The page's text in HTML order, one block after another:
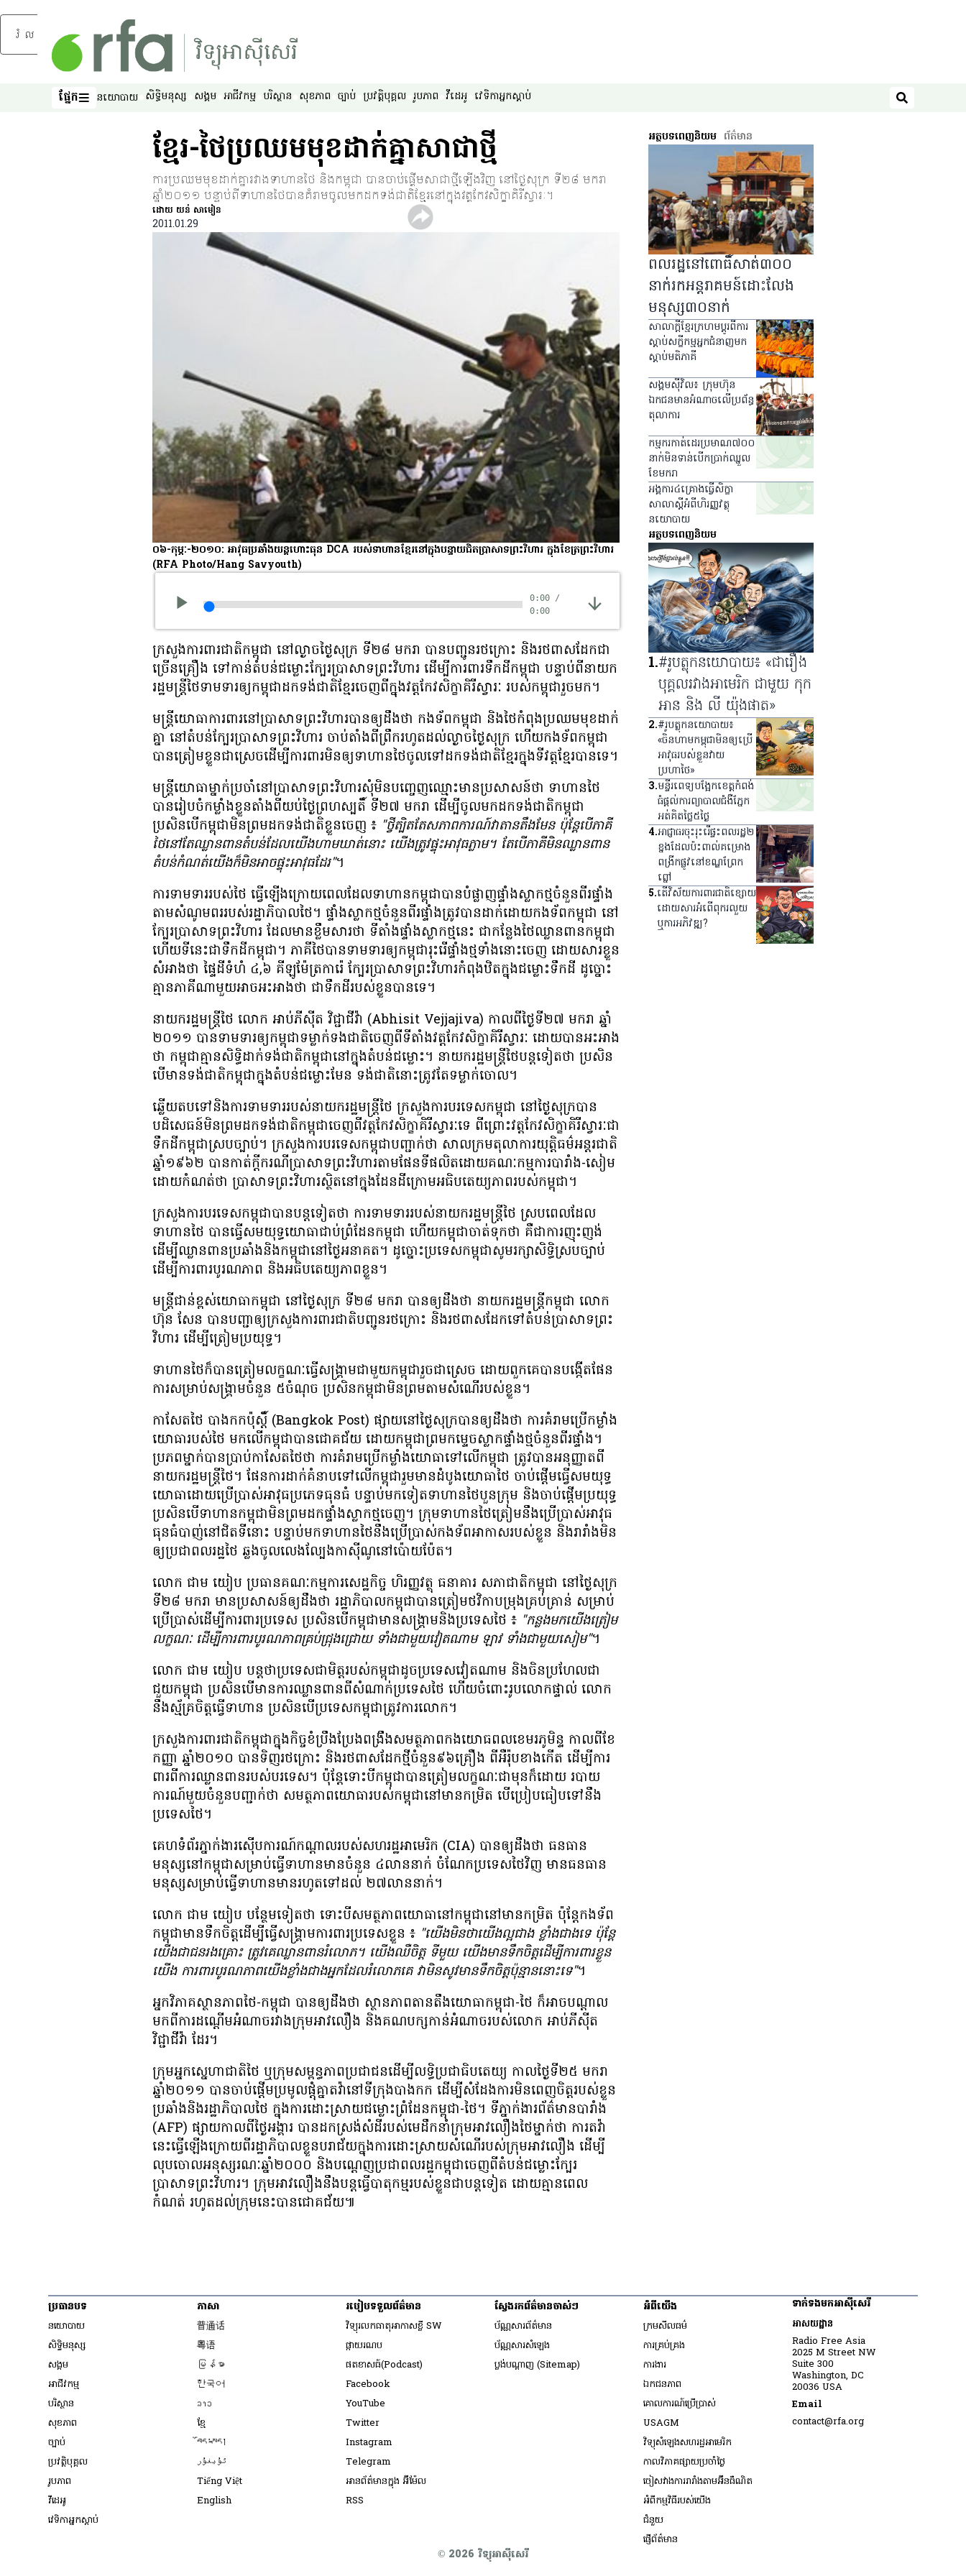
រំលងទៅមាតិកាចម្បង
ផ្នែក
ផ្នែក នយោបាយ សិទ្ធិ​មនុស្ស សង្គម អាជីវកម្ម បរិស្ថាន សុខភាព ច្បាប់ ប្រវត្តិបុគ្គល រូបភាព វីដេអូ វេទិកា​អ្នក​ស្ដាប់
ស្វែងរក
ខ្មែរ-ថៃ​ប្រឈម​មុខ​ដាក់​គ្នា​សាជា​ថ្មី
ការ​ប្រឈម​មុខ​ដាក់​គ្នា​រវាង​ទាហាន​ថៃ និង​កម្ពុជា បាន​ចាប់​ផ្ដើម​សាជា​ថ្មី​ឡើង​វិញ នៅ​ថ្ងៃ​សុក្រ ទី​២៨ មករា
ឆ្នាំ​២០១១ បន្ទាប់​ពី​ទាហាន​ថៃ​បាន​គំរាម​ចូល​មក​ដក​ទង់​ជាតិ​ខ្មែរ​នៅ​ក្នុង​វត្ត​កែវសិក្ខា​គិរី​ស្វារៈ។
ដោយ យន់ សាមៀន
2011.01.29
០៦-កុម្ភៈ-២០១០: អាវុធ​ប្រឆាំង​យន្តហោះ​ធុន DCA របស់​ទាហាន​ខ្មែរ​នៅ​ក្នុង​បន្ទាយ​ជិត​ប្រាសាទ​ព្រះវិហារ ក្នុង​ខែត្រ​ព្រះវិហារ
(RFA Photo/Hang Savyouth)
0:00 /
0:00
ក្រសួង​ការ​ពារ​ជាតិ​កម្ពុជា នៅ​ល្ងាច​ថ្ងៃ​សុក្រ ទី​២៨ មករា បាន​បញ្ជូន​រថក្រោះ និង​រថ​ពាស​ដែក​ជា​
ច្រើន​គ្រឿង ទៅ​កាន់​តំបន់​ជម្លោះ​ក្បែរ​ប្រាសាទ​ព្រះវិហារ ដើម្បី​ការ​ពារ​ទឹក​ដី​កម្ពុជា បន្ទាប់​ពី​នាយក​
រដ្ឋ​មន្ត្រី​ថៃ​ទាមទារ​ឲ្យ​កម្ពុជា​ដក​ទង់​ជាតិ​ខ្មែរ​ចេញ​ពី​ក្នុង​វត្ត​កែវ​សិក្ខា​គិរី​ស្វារៈ របស់​កម្ពុជា​រួច​មក។
មន្ត្រី​យោធា​ការពារ​នៅ​ប្រាសាទ​ព្រះវិហារ​បាន​ឲ្យ​ដឹង​ថា កង​ទ័ព​កម្ពុជា និង​ថៃ​កំពុង​ប្រឈម​មុខ​ដាក់​
គ្នា នៅ​តំបន់​ក្បែរ​ប្រាសាទ​ព្រះវិហារ ចាប់​តាំង​ពី​ព្រឹក​រហូត​ដល់​ល្ងាច​ថ្ងៃ​សុក្រ ហើយ​កងទ័ព​កម្ពុជា​
បាន​ត្រៀម​ខ្លួន​ជា​ស្រេច​ដើម្បី​ការ​ពារ​មិន​ឲ្យ​ទាហាន​ថៃ​ចូល​ទៅ​ដក​ទង់​ជាតិ​ខ្មែរ​ក្នុង​ទី​វត្ត​ខ្មែរ​បាន​ទេ។
មន្ត្រី​យោធា​ម្នាក់​ប្រចាំ​នៅ​ប្រាសាទ​ព្រះវិហារ​សុំ​មិន​បញ្ចេញ​ឈ្មោះ​មាន​ប្រសាសន៍​ថា ទាហាន​ថៃ​
បាន​រៀបចំ​កម្លាំង​ខ្លួន​តាំង​ពី​យប់​ថ្ងៃ​ព្រហស្បតិ៍ ទី​២៧ មករា ដើម្បី​ចូល​មក​ដក​ទង់​ជាតិ​កម្ពុជា
ប្រសិន​បើ​កម្ពុជា​មិន​ព្រម​ដក​ទង់​ជាតិ​ខ្លួន​ចេញ ៖ "ថ្វីត្បិត​តែ​សភាព​ការណ៍​វា​តាន​តឹង​មែន ប៉ុន្តែ​បើ​ភាគី​
ថៃ​នៅ​តែ​ឈ្លាន​ពាន​តំបន់​ដែល​យើង​ហាម​ឃាត់​នោះ យើង​ត្រូវ​ផ្ទុះ​អាវុធ​ភ្លាម។ តែ​បើ​ភាគី​មិន​ឈ្លាន​ពាន​
តំបន់​កំណត់​យើង​ក៏​មិន​អាច​ផ្ទុះ​អាវុធ​ដែរ"។
ការ​ទាម​ទារ​របស់​ថៃ ធ្វើ​ឡើង​ក្រោយ​ពេល​ដែល​ទាហាន​កម្ពុជា​បាន​បំផ្លាញ​ផ្ទាំង​ស្លាក​ថ្ម​ចំនួន​ពីរ​ផ្ទាំង
តាម​សំណូមពរ​របស់​រដ្ឋាភិបាល​ថៃ។ ផ្ទាំង​ស្លាក​ថ្ម​ចំនួន​ពីរ​ផ្ទាំង​ត្រូវ​បាន​ដាក់​ដោយ​កង​ទ័ព​កម្ពុជា នៅ​
ក្បែរ​ប្រាសាទ​ព្រះវិហារ ដែល​មាន​ខ្លឹមសារ​ថា ទី​តាំង​ផ្ទាំង​ស្លាក​ថ្ម​នេះ ជា​កន្លែង​ថៃ​ឈ្លាន​ពាន​កម្ពុជា
ហើយ​ទីនេះ​ជា​ទឹក​ដី​កម្ពុជា។ ភាគី​ថៃ​បាន​ទាម​ទារ​ឲ្យ​កម្ពុជា​រុះរើ​ផ្ទាំង​ថ្ម​ទាំង​នោះ​ចេញ ដោយ​សារ​ខ្លួន​
សំអាង​ថា ផ្ទៃ​ដី​ទំហំ ៤,៦ គីឡូ​ម៉ែត្រ​ការ៉េ ក្បែរ​ប្រាសាទ​ព្រះវិហារ​កំពុង​ឋិត​ក្នុង​ជម្លោះ​ទឹក​ដី ដូច្នោះ​
គ្មាន​ភាគី​ណា​មួយ​អាច​អះអាង​ថា ជា​ទឹកដី​របស់​ខ្លួន​បាន​ទេ។
នាយក​រដ្ឋ​មន្រ្តី​ថៃ លោក អាប់ភីស៊ីត វិជ្ជាជីវ៉ា (Abhisit Vejjajiva) កាល​ពី​ថ្ងៃ​ទី​២៧ មករា ឆ្នាំ​
២០១១ បាន​ទាម​ទារ​ឲ្យ​កម្ពុជា​ទម្លាក់​ទង​ជាតិ​ចេញ​ពី​ទីតាំង​វត្ត​កែវ​សិក្ខា​គិរី​ស្វារៈ ដោយ​បាន​អះអាង​
ថា កម្ពុជា​គ្មាន​សិទ្ធិ​ដាក់​ទង់​ជាតិ​កម្ពុជា​នៅ​ក្នុង​តំបន់​ជម្លោះ។ នាយក​រដ្ឋ​មន្ត្រី​ថៃ​បន្ត​ទៀត​ថា ប្រសិន​
បើ​មាន​ទង់​ជាតិ​កម្ពុជា​ក្នុង​តំបន់​ជម្លោះ​មែន ទង់​ជាតិ​នោះ​ត្រូវ​តែ​ទម្លាក់​ចោល។
ឆ្លើយ​តប​ទៅ​និង​ការ​ទាមទារ​របស់​នាយក​រដ្ឋ​មន្ត្រី​ថៃ ក្រសួង​ការ​បរទេស​កម្ពុជា នៅ​ថ្ងៃ​សុក្រ​បាន​
បដិសេធន៍​មិន​ព្រម​ដក​ទង់​ជាតិ​កម្ពុជា​ចេញ​ពី​វត្ត​កែវ​សិក្ខា​គិរី​ស្វារៈ​ទេ ពីព្រោះ​វត្ត​កែវ​សិក្ខា​គិរី​ស្វារៈ​ជា​
ទឹក​ដី​កម្ពុជា​ស្រប​ច្បាប់។ ក្រសួង​ការ​បរទេស​កម្ពុជា​បញ្ជាក់​ថា សាលក្រម​តុលាការ​យុត្តិធម៌​អន្តរ​ជាតិ​
ឆ្នាំ​១៩៦២ បាន​កាត់​ក្តី​ករណី​ប្រាសាទ​ព្រះវិហារ​តាម​ផែនទី​ផលិត​ដោយ​គណៈកម្មការ​បារាំង-សៀម
ដោយ​កំណត់​ថា ប្រាសាទ​ព្រះវិហារ​ស្ថិត​នៅ​ក្នុង​ដែនដី​ក្រោម​អធិបតេយ្យភាព​របស់​កម្ពុជា។
ក្រសួង​ការ​បរទេស​កម្ពុជា​បាន​បន្ត​ទៀត​ថា ការ​ទាម​ទារ​របស់​នាយក​រដ្ឋ​មន្ត្រី​ថៃ ស្រប​ពេល​ដែល​
ទាហាន​ថៃ បាន​ធ្វើ​សមយុទ្ធ​យោធា​ជាប់​ព្រំដែន​កម្ពុជា ហើយ​កម្ពុជា​ចាត់​ទុក​ថា គឺ​ជា​ការ​ញុះញង់​
ដើម្បី​ឈ្លាន​ពាន​ប្រឆាំង​និង​កម្ពុជា​នៅ​ថ្ងៃ​អនាគត។ ដូច្នោះ​ប្រទេស​កម្ពុជា​សូម​រក្សា​សិទ្ធិ​ស្រប​ច្បាប់
ដើម្បី​ការពារ​បូរណភាព និង​អធិបតេយ្យ​ភាព​ខ្លួន។
មន្រ្តី​ជាន់​ខ្ពស់​យោធា​កម្ពុជា នៅ​ថ្ងៃ​សុក្រ ទី​២៨ មករា បាន​ឲ្យ​ដឹង​ថា នាយក​រដ្ឋ​មន្រ្តី​កម្ពុជា លោក
ហ៊ុន សែន បាន​បញ្ជា​ឲ្យ​ក្រសួង​ការ​ពារ​ជាតិ​បញ្ជូន​រថ​ក្រោះ និង​រថ​ពាស​ដែក​ទៅ​តំបន់​ប្រាសាទ​ព្រះ​
វិហារ ដើម្បី​ត្រៀម​ប្រយុទ្ធ។
ទាហាន​ថៃ​ក៏​បាន​ត្រៀម​លក្ខណៈ​ធ្វើ​សង្គ្រាម​ជា​មួយ​កម្ពុជា​រួច​ជា​ស្រេច ដោយ​ពួក​គេ​បាន​បង្កើត​ផែន​
ការ​សម្រាប់​សង្គ្រាម​ចំនួន ៥​ចំណុច ប្រសិន​កម្ពុជា​មិន​ព្រម​តាម​សំណើ​របស់​ខ្លួន។
កាសែត​ថៃ បាងកក​ប៉ុស្តិ៍ (Bangkok Post) ផ្សាយ​នៅ​ថ្ងៃ​សុក្រ​បាន​ឲ្យ​ដឹង​ថា ការ​គំរាម​ប្រើ​កម្លាំង​
យោធា​របស់​ថៃ មក​លើ​កម្ពុជា​បាន​ជោគ​ជ័យ ដោយ​កម្ពុជា​ព្រម​កម្ទេច​ស្លាក​ផ្ទាំង​ថ្ម​ចំនួន​ពីរ​ផ្ទាំង។
ប្រភព​ម្នាក់​បាន​ប្រាប់​កាសែត​ថៃ​ថា ការ​គំរាម​ប្រើ​កម្លាំង​យោធា​ទៅ​លើ​កម្ពុជា ត្រូវ​បាន​អនុញ្ញាត​ពី​
នាយក​រដ្ឋ​មន្ត្រី​ថៃ។ ផែនការ​ដាក់​គំនាប​ទៅ​លើ​កម្ពុជា​រួម​មាន​ដំបូង​យោធា​ថៃ ចាប់​ផ្ដើម​ធ្វើ​សមយុទ្ធ​
យោធា​ដោយ​ប្រើប្រាស់​អាវុធ​ប្រភេទ​ធុន​ធំ បន្ទាប់​មក​ទៀត​ទាហាន​ថៃ​បួន​ក្រុម និង​ចាប់​ផ្ដើម​ប្រយុទ្ធ​
ប្រសិន​បើ​ទាហាន​កម្ពុជា​មិន​ព្រម​ដក​ផ្ទាំង​ស្លាក​ថ្ម​ចេញ។ ក្រុម​ទាហាន​ថៃ​ត្រៀម​នឹង​ប្រើប្រាស់​អាវុធ​
ធុន​ធំ​បាញ់​នៅ​ជិត​ទីនោះ បន្ទាប់​មក​ទាហាន​ថៃ​នឹង​ប្រើ​ប្រាស់​កង​ទ័ព​អាកាស​របស់​ខ្លួន និង​រារាំង​មិន​
ឲ្យ​ប្រជា​ពល​រដ្ឋ​ថៃ ឆ្លង​ចូល​លេង​ល្បែង​កាស៊ីណូ​នៅ​ប៉ោយប៉ែត។
លោក ជាម យៀប ប្រធាន​គណៈកម្មការ​សេដ្ឋកិច្ច ហិរញ្ញវត្ថុ ធនាគារ សភា​ជាតិ​កម្ពុជា នៅ​ថ្ងៃ​សុក្រ
ទី​២៨ មករា មាន​ប្រសាសន៍​ឲ្យ​ដឹង​ថា រដ្ឋាភិបាល​កម្ពុជា​បាន​ត្រៀម​ថវិកា​បម្រុង​គ្រប់​គ្រាន់ សម្រាប់​
ប្រើ​ប្រាស់​ដើម្បី​ការ​ពារ​ប្រទេស ប្រសិន​បើ​កម្ពុជា​មាន​សង្គ្រាម​និង​ប្រទេស​ថៃ ៖ "កន្លង​មក​យើង​ត្រៀម​
លក្ខណៈ ដើម្បី​ការ​ពារ​បូរណភាព​គ្រប់​ជ្រុង​ជ្រោយ ទាំង​ជា​មួយ​វៀតណាម ឡាវ ទាំង​ជា​មួយ​សៀម"។
លោក ជាម យៀប បន្ត​ថា​ប្រទេស​ជា​មិត្ត​របស់​កម្ពុជា​ដូច​ប្រទេស​វៀតណាម និង​ចិន​ប្រហែល​ជា​
ជួយ​កម្ពុជា ប្រ​សិន​បើ​មាន​ការ​ឈ្លាន​ពាន​ពី​សំណាក់​ប្រទេស​ថៃ ហើយ​ចំពោះ​រូប​លោក​ផ្ទាល់ លោក​
នឹង​ស្ម័គ្រ​ចិត្ត​ធ្វើ​ទាហាន ប្រសិន​បើ​ប្រទេស​កម្ពុជា​ត្រូវ​ការ​លោក។
ក្រសួង​ការពារ​ជាតិ​កម្ពុជា​ក្នុង​កិច្ច​ខំ​ប្រឹងប្រែង​ពង្រឹង​សមត្ថភាព​កង​យោធពល​ខេមរភូមិន្ទ កាល​ពី​ខែ​
កញ្ញា ឆ្នាំ​២០១០ បាន​ទិញ​រថក្រោះ និង​រថ​ពាស​ដែក​ថ្មី​ចំនួន​៩៦​គ្រឿង ពី​អឺរ៉ុប​ខាង​កើត ដើម្បី​ការ​
ពារ​ពី​ការ​ឈ្លាន​ពាន​របស់​បរទេស។ ប៉ុន្តែ​ទោះបី​កម្ពុជា​បាន​ត្រៀម​លក្ខណៈ​ជា​មុន​ក៏​ដោយ របាយ​
ការណ៍​មួយ​ចំនួន​បញ្ជាក់​ថា សមត្ថភាព​យោធា​របស់​កម្ពុជា​នៅ​មាន​កម្រិត បើ​ប្រៀបធៀប​ទៅ​នឹង​
ប្រទេស​ថៃ។
គេហទំព័រ​ភ្នាក់ងារ​ស៊ើប​ការណ៍​កណ្ដាល​របស់​សហ​រដ្ឋ​អាមេរិក (CIA) បាន​ឲ្យ​ដឹង​ថា ធនធាន​
មនុស្ស​នៅ​កម្ពុជា​សម្រាប់​ធ្វើ​ទាហាន​មាន​ចំនួន ៤​លាន​នាក់ ចំណែក​ប្រទេស​ថៃ​វិញ មាន​ធនធាន​
មនុស្ស​សម្រាប់​ធ្វើ​ទាហាន​មាន​រហូត​ទៅ​ដល់ ២៧​លាន​នាក់។
លោក ជាម យៀប បន្ថែម​ទៀត​ថា ទោះបី​សមត្ថភាព​យោធា​នៅ​កម្ពុជា​នៅ​មាន​កម្រិត ប៉ុន្តែ​កង​ទ័ព​
កម្ពុជា​មាន​ទឹក​ចិត្ត​ដើម្បី​ធ្វើ​សង្គ្រាម​ការ​ពារ​ប្រទេស​ខ្លួន ៖ "យើង​មិន​ថា​យើង​ល្អ​ជាង ខ្លាំង​ជាង​ទេ ប៉ុន្តែ​
យើង​ជា​ជន​រង​គ្រោះ ត្រូវ​គេ​ឈ្លាន​ពាន​រំលោភ។ យើង​ឈឺ​ចិត្ត ទី​មួយ យើង​មាន​ទឹក​ចិត្ត​ដើម្បី​ការ​ពារ​ខ្លួន​
យើង ការ​ពារ​បូរណភាព​យើង​ខ្លាំង​ជាង​អ្នក​ដែល​រំលោភ​គេ វា​មិន​សូវ​មាន​ទឹក​ចិត្ត​ប៉ុន្មាន​នោះ​ទេ"។
អ្នក​វិភាគ​ស្ថានភាព​ថៃ-កម្ពុជា បាន​ឲ្យ​ដឹង​ថា ស្ថានភាព​តាន​តឹង​យោធា​កម្ពុជា-ថៃ ក៏​អាច​បណ្ដាល​
មក​ពី​ការ​ដណ្ដើម​អំណាច​រវាង​ក្រុម​អាវ​លឿង និង​គណ​បក្ស​កាន់​អំណាច​របស់​លោក អាប់ភីស៊ីត
វិជ្ជាជីវ៉ា ដែរ។
ក្រុម​អ្នក​ស្នេហា​ជាតិ​ថៃ ឬ​ក្រុម​សម្ពន្ធភាព​ប្រជា​ជន​ដើម្បី​លទ្ធិ​ប្រជាធិបតេយ្យ កាល​ថ្ងៃ​ទី​២៥ មករា
ឆ្នាំ​២០១១ បាន​ចាប់​ផ្ដើម​ប្រមូល​ផ្តុំ​គ្នា​តវ៉ា​នៅ​ទីក្រុង​បាងកក ដើម្បី​សំដែង​ការ​មិន​ពេញ​ចិត្ត​របស់​ខ្លួន
ប្រឆាំង​និង​រដ្ឋាភិបាល​ថៃ ក្នុង​ការ​ដោះ​ស្រាយ​ជម្លោះ​ព្រំដែន​កម្ពុជា-ថៃ។ ទី​ភ្នាក់ងារ​ព័ត៌មាន​បារាំង
(AFP) ផ្សាយ​កាល​ពី​ថ្ងៃ​អង្គារ បាន​ដក​ស្រង់​សំដី​របស់​មេ​ដឹក​នាំ​ក្រុម​អាវ​លឿង​ថៃ​ម្នាក់​ថា ការ​តវ៉ា​
នេះ​ធ្វើ​ឡើង​ក្រោយ​ពី​រដ្ឋាភិបាល​ខ្លួន​បរាជ័យ​ក្នុង​ការ​ដោះ​ស្រាយ​សំណើ​របស់​ក្រុម​អាវ​លឿង ដើម្បី​
លុប​ចោល​អនុស្សរណៈ​ឆ្នាំ​២០០០ និង​បណ្ដេញ​ប្រជា​ពល​រដ្ឋ​កម្ពុជា​ចេញ​ពី​តំបន់​ជម្លោះ​ក្បែរ​
ប្រាសាទ​ព្រះវិហារ។ ក្រុម​អាវ​លឿង​នឹង​បន្ត​ធ្វើ​បាតុកម្ម​របស់​ខ្លួន​ជា​បន្ត​ទៀត ដោយ​គ្មាន​ពេល​
កំណត់ រហូត​ដល់​ក្រុម​នេះ​បាន​ជោគ​ជ័យ៕
អត្ថបទពេញនិយម ព័ត៌មាន
ពលរដ្ឋ​នៅ​ពោធិ៍សាត់​៣០០​
នាក់​រក​អន្តរាគមន៍​ដោះលែង​
មនុស្ស​៣០​នាក់
សាលាក្ដី​ខ្មែរ​ក្រហម​ប្ដូរ​​ពី​ការ​
ស្ដាប់​សក្ខីកម្ម​អ្នក​ជំនាញ​មក​
ស្ដាប់​មតិ​ភាគី
សង្គម​ស៊ីវិល​៖ ក្រុមហ៊ុន​
ឯកជន​​មាន​អំណាច​លើ​ប្រព័ន្ធ​
តុលាការ
កម្មករ​កាត់​ដេរ​ប្រមាណ​៧០០​
នាក់​មិន​ទាន់​បើក​ប្រាក់​ឈ្នួល​
ខែ​មករា
អង្គការ​៤​គ្រោង​ធ្វើ​សិក្ខា
សាលា​ស្ដី​អំពី​ហិរញ្ញវត្ថុ​
នយោបាយ
អត្ថបទពេញនិយម
1.#រូបត្លុកនយោបាយ៖ «ជារឿង
បុគ្គលរវាងអាមេរិក ជាមួយ កុក
អាន និង លី យ៉ុងផាត»
2.#រូបត្លុកនយោបាយ៖
«ចិនហាមកម្ពុជាមិនឲ្យប្រើ
អាវុធរបស់ខ្លួនវាយ
ប្រហាថៃ»
3.មន្ទីរពេទ្យ​បង្អែក​ខេត្ត​កំពង់
ធំ​ផ្ដល់​ការ​ព្យាបាល​ជំងឺ​ភ្នែក​
អត់​គិត​ថ្លៃ​៥​ថ្ងៃ
4.អាជ្ញាធរ​ចុះ​រុះរើ​ផ្ទះ​ពលរដ្ឋ​២​
ខ្នង​ដែល​ប៉ះពាល់​គម្រោង​
ពង្រីក​ផ្លូវ​នៅ​ខណ្ឌ​ព្រែក
ព្នៅ
5.តើវិស័យការពារជាតិខ្សោយ
ដោយសារអំពើពុករលួយ
ឬការអភិវឌ្ឍ?
ប្រធានបទ
នយោបាយ
សិទ្ធិ​មនុស្ស
សង្គម
អាជីវកម្ម
បរិស្ថាន
សុខភាព
ច្បាប់
ប្រវត្តិបុគ្គល
រូបភាព
វីដេអូ
វេទិកា​អ្នក​ស្ដាប់
ភាសា
普通话
粤语
မြန်မာ
한국어
ລາວ
ខ្មែ
བོད་སྐད།
ئۇيغۇر
Tiếng Việt
English
របៀប​ទទួល​ព័ត៌មាន​
វិទ្យុ​រលក​ធាតុអាកាស​ខ្លី SW
​ផ្កាយ​រណប
​ផតខាសធ៍(Podcast)
Facebook
YouTube
Twitter
Instagram
Telegram
អានព័ត៌មានក្នុង អ៊ីម៉ែល
RSS
ស្វែងរកព័ត៌មានចាស់ៗ
ប័ណ្ណសារ​ព័ត៌មាន​
ប័ណ្ណសារ​សំឡេង
ប្លង់បណ្តាញ (Sitemap)
អំពីយើង
ក្រមសីលធម៌
ការគ្រប់គ្រង
ការងារOpens in new window
ឯកជនភាព
គោលការណ៍ប្រើប្រាស់
USAGM
វិទ្យុសំឡេងសហរដ្ឋអាមេរិក
កាលវិភាគផ្សាយប្រចាំថ្ងៃ
ចៀសវាង​ការរារាំង​តាម​អ៊ីនធឺណិត
អំពីកម្មវិធីរបស់យើង
ជំនួយ
ផ្ញើព័ត៌មាន
ទាក់ទងមកអាស៊ីសេរី
អាសយដ្ឋាន
Radio Free Asia
2025 M Street NW
Suite 300
Washington, DC
20036 USA
Email
contact@rfa.org
© 2026 វិទ្យុអាស៊ីសេរី